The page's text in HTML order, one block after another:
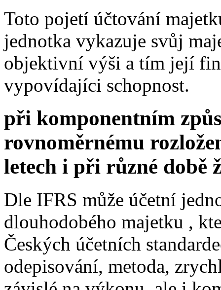
Toto pojetí účtování
jednotka vykazuje svůj
objektivní výši a tím její
vypovídajíci schopnost.
při komponentním
rovnoměrnému
letech i při různé době
Dle IFRS může účetní
dlouhodobého majetku ,
Českých účetních
odepisování, metoda,